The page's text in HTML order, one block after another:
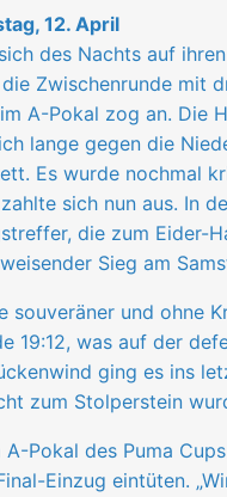
12. April
des Nachts auf
Zwischenrunde mit
A-Pokal zog an. Die
lange gegen die
Es wurde nochmal
sich nun aus. In
die zum Eider-
Sieg am
souveräner und ohne
19:12, was auf der
ging es ins
zum Stolperstein
Pokal des Puma
Einzug eintüten.